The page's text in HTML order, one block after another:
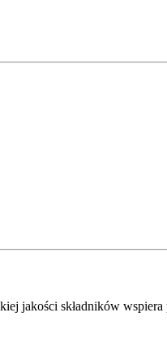
jakości składników